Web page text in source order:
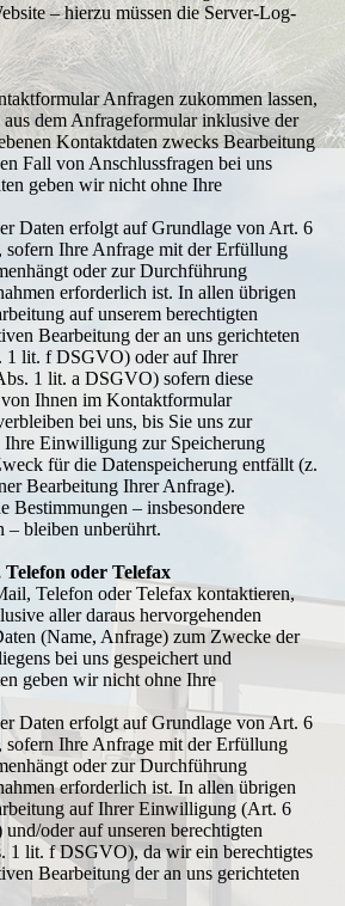
– hierzu müssen die Server-Log-
Anfragen zukommen lassen,
dem Anfrageformular inklusive der
Kontaktdaten zwecks Bearbeitung
Fall von Anschlussfragen bei uns
geben wir nicht ohne Ihre
Daten erfolgt auf Grundlage von Art. 6
Ihre Anfrage mit der Erfüllung
oder zur Durchführung
erforderlich ist. In allen übrigen
auf unserem berechtigten
Bearbeitung der an uns gerichteten
1 lit. f DSGVO) oder auf Ihrer
1 lit. a DSGVO) sofern diese
Ihnen im Kontaktformular
bei uns, bis Sie uns zur
Einwilligung zur Speicherung
für die Datenspeicherung entfällt (z.
Bearbeitung Ihrer Anfrage).
Bestimmungen – insbesondere
– bleiben unberührt.
oder Telefax
Telefon oder Telefax kontaktieren,
aller daraus hervorgehenden
(Name, Anfrage) zum Zwecke der
bei uns gespeichert und
geben wir nicht ohne Ihre
Daten erfolgt auf Grundlage von Art. 6
Ihre Anfrage mit der Erfüllung
oder zur Durchführung
erforderlich ist. In allen übrigen
auf Ihrer Einwilligung (Art. 6
oder auf unseren berechtigten
1 lit. f DSGVO), da wir ein berechtigtes
Bearbeitung der an uns gerichteten